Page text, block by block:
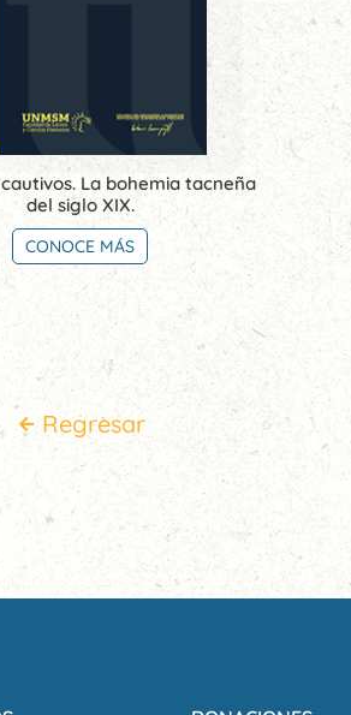
La bohemia tacneña
del siglo XIX.
CONOCE MÁS
Regresar